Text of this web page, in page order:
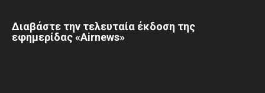
Διαβάστε την τελευταία έκδοση της
εφημερίδας «Airnews»